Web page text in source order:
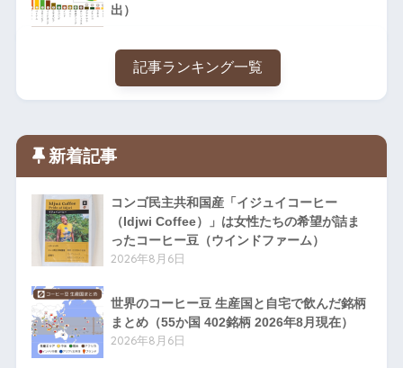
出）
記事ランキング一覧
新着記事
コンゴ民主共和国産「イジュイコーヒー
（Idjwi Coffee）」は女性たちの希望が詰ま
ったコーヒー豆（ウインドファーム）
2026年8月6日
世界のコーヒー豆 生産国と自宅で飲んだ銘柄
まとめ（55か国 402銘柄 2026年8月現在）
2026年8月6日